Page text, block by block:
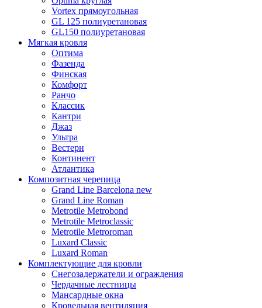
Vortex прямоугольная
GL 125 полиуретановая
GL150 полиуретановая
Мягкая кровля
Оптима
Фазенда
Финская
Комфорт
Ранчо
Классик
Кантри
Джаз
Ультра
Вестерн
Континент
Атлантика
Композитная черепица
Grand Line Barcelona new
Grand Line Roman
Metrotile Metrobond
Metrotile Metroclassic
Metrotile Metroroman
Luxard Classic
Luxard Roman
Комплектующие для кровли
Снегозадержатели и ограждения
Чердачные лестницы
Мансардные окна
Кровельная вентиляция